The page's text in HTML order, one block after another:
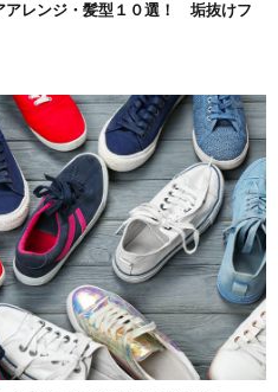
アレンジ・髪型１０選！ 垢抜けフ